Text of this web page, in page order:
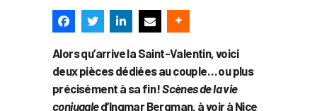
Alors qu’arrive la Saint-Valentin, voici
deux pièces dédiées au couple… ou plus
précisément à sa fin !Scènes de la vie
conjugaled’Ingmar Bergman, à voir à Nice